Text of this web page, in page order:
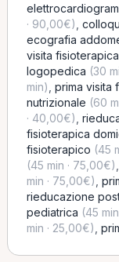
· 90,00€)
ecografia
visita fisioterapica
logopedica (30
min) prima visita
nutrizionale (60
· 40,00€)
fisioterapica
fisioterapico (45
(45 min · 75,00€)
min · 75,00€)
rieducazione
pediatrica (45
min · 25,00€)